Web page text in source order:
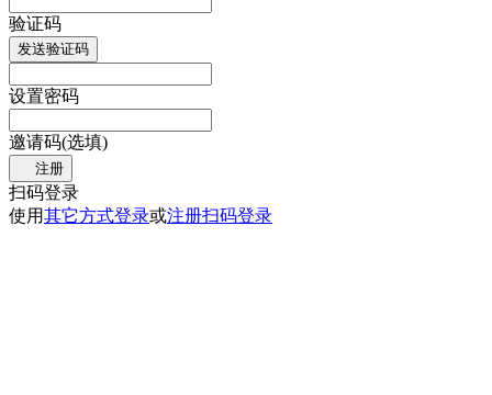
验证码
发送验证码
设置密码
邀请码(选填)
注册
扫码登录
使用其它方式登录或注册扫码登录